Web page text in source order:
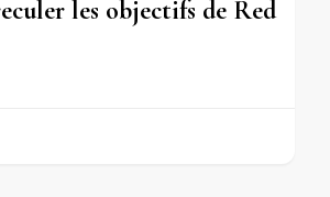
les objectifs de Red